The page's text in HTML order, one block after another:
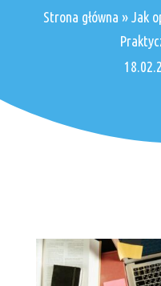
Strona główna » Jak